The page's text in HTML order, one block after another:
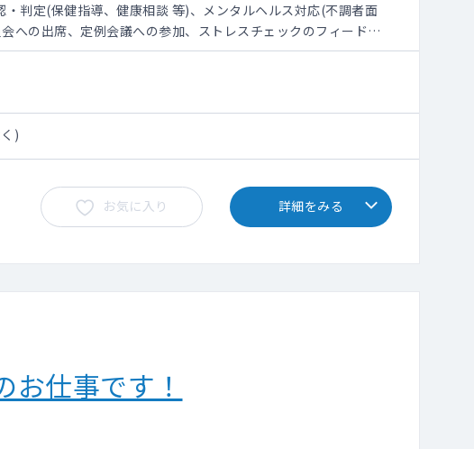
判定(保健指導、健康相談 等)、メンタルヘルス対応(不調者面
への出席、定例会議への参加、ストレスチェックのフィードバ
)
お気に入り 詳細をみる
仕事です！